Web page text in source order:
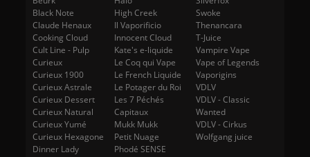
Black Note
Claude Henaux
Cooking Cloud
Cult Line - Pulp
Curieux
Curieux 1900
Curieux Astrale
Curieux Dessert
Curieux Natural
Curieux Yumé
Curieux Hexagone
Dinner Lady
High Creek
Il Vaporificio
Innocent Cloud
Kate's e-liquide
Le Coq qui Vape
Le French Liquide
Le Potager du Roi
Les 7 Péchés
Capitaux
Mukk Mukk
Petit Nuage
Phodé SENSE
Swoke
Thenancara
T-Juice
Vampire Vape
Vape of Legends
Vaporigins
VDLV
VDLV - Classic
Wanted
VDLV - Cirkus
Wolfgang juice